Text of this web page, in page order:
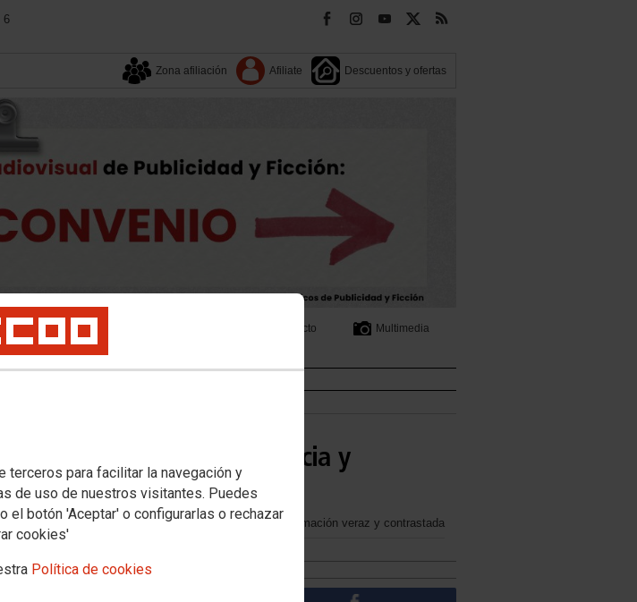
para facilitar la navegación y
de uso de nuestros visitantes. Puedes
el botón 'Aceptar' o configurarlas o rechazar
cookies'
Política de cookies
| 6
Zona afiliación Afiliate Descuentos y ofertas
Tu sindicato Contacto
Multimedia
jornadas sobre democracia y
del pluralismo y la libertad para garantizar una información veraz y contrastada